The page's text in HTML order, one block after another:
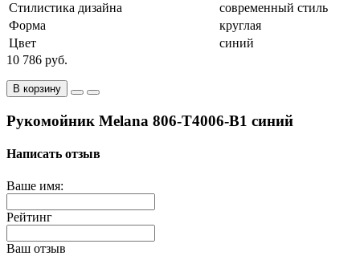
Стилистика дизайна
современный стиль
Форма
круглая
Цвет
синий
10 786 руб.
В корзину
Рукомойник Melana 806-T4006-B1 синий
Написать отзыв
Ваше имя:
Рейтинг
Ваш отзыв